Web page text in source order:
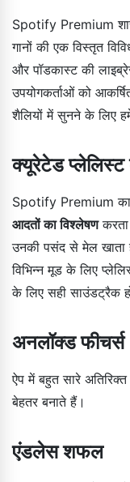
Spotify Premium
गानों की एक विस्तृत
और पॉडकास्ट की
उपयोगकर्ताओं को
शैलियों में सुनने के लिए
क्यूरेटेड
Spotify Premium का
आदतों का विश्लेषणकरता
उनकी पसंद से मेल खाता
विभिन्न मूड के लिए
के लिए सही साउंडट्रैक
अनलॉक्ड फीचर्स
ऐप में बहुत सारे
बेहतर बनाते हैं।
एंडलेस शफल